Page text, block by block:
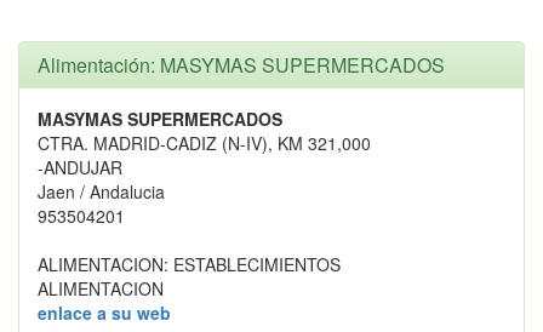
Alimentación: MASYMAS SUPERMERCADOS
MASYMAS SUPERMERCADOS
CTRA. MADRID-CADIZ (N-IV), KM 321,000
-ANDUJAR
Jaen / Andalucia
953504201
ALIMENTACION: ESTABLECIMIENTOS
ALIMENTACION
enlace a su web